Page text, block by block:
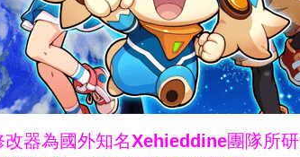
改器為國外知名Xehieddine團隊所